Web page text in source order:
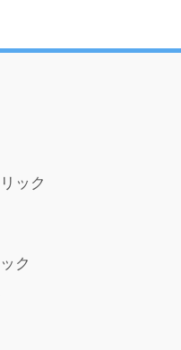
ック
ク